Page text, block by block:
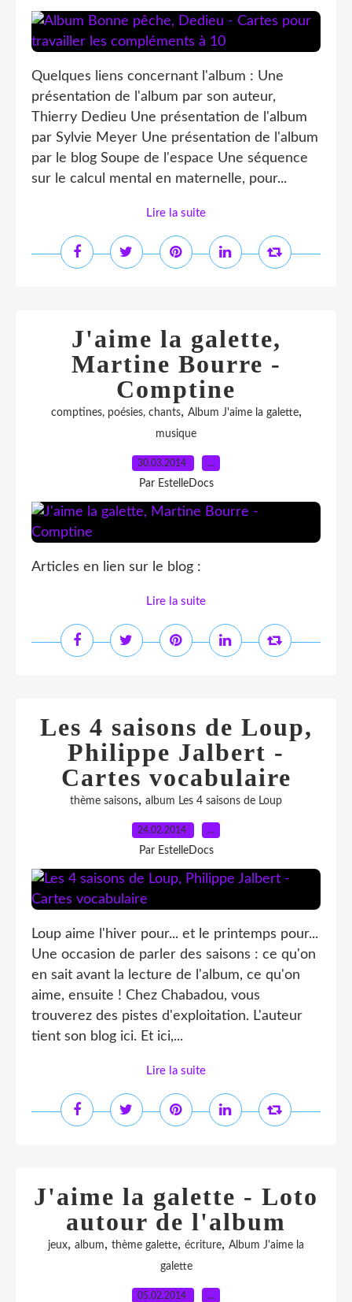
Quelques liens concernant l'album : Une
présentation de l'album par son auteur,
Thierry Dedieu Une présentation de l'album
par Sylvie Meyer Une présentation de l'album
par le blog Soupe de l'espace Une séquence
sur le calcul mental en maternelle, pour...
Lire la suite
J'aime la galette,
Martine Bourre -
Comptine
comptines, poésies, chants, Album J'aime la galette,
musique
30.03.2014 …
Par EstelleDocs
Articles en lien sur le blog :
Lire la suite
Les 4 saisons de Loup,
Philippe Jalbert -
Cartes vocabulaire
thème saisons, album Les 4 saisons de Loup
24.02.2014 …
Par EstelleDocs
Loup aime l'hiver pour... et le printemps pour...
Une occasion de parler des saisons : ce qu'on
en sait avant la lecture de l'album, ce qu'on
aime, ensuite ! Chez Chabadou, vous
trouverez des pistes d'exploitation. L'auteur
tient son blog ici. Et ici,...
Lire la suite
J'aime la galette - Loto
autour de l'album
jeux, album, thème galette, écriture, Album J'aime la
galette
05.02.2014 …